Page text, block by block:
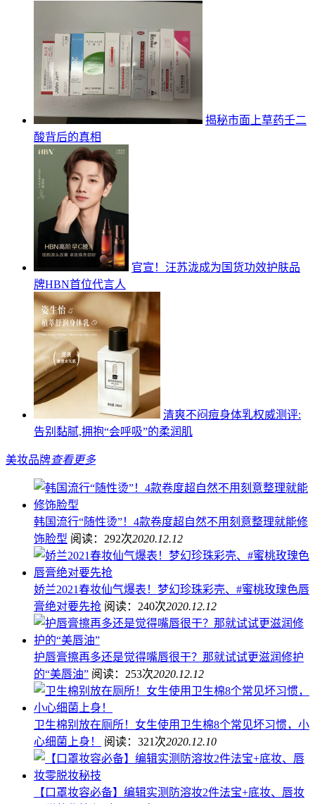
揭秘市面上草药壬二
酸背后的真相
官宣！汪苏泷成为国货功效护肤品
牌HBN首位代言人
清爽不闷痘身体乳权威测评:
告别黏腻,拥抱“会呼吸”的柔润肌
美妆品牌查看更多
韩国流行“随性烫”！4款卷度超自然不用刻意整理就能修
饰脸型 阅读：292次2020.12.12
娇兰2021春妆仙气爆表！梦幻珍珠彩壳、#蜜桃玫瑰色唇
膏绝对要先抢 阅读：240次2020.12.12
护唇膏擦再多还是觉得嘴唇很干？那就试试更滋润修护
的“美唇油” 阅读：253次2020.12.12
卫生棉别放在厕所！女生使用卫生棉8个常见坏习惯，小
心细菌上身！
阅读：321次2020.12.10
【口罩妆容必备】编辑实测防溶妆2件法宝+底妆、唇妆